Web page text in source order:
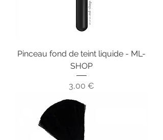
Pinceau fond de teint liquide - ML-
SHOP
Prix
3,00 €